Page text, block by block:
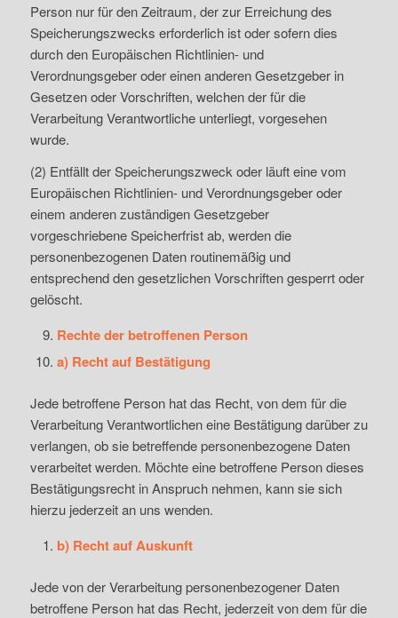
Person nur für den Zeitraum, der zur Erreichung des
Speicherungszwecks erforderlich ist oder sofern dies
durch den Europäischen Richtlinien- und
Verordnungsgeber oder einen anderen Gesetzgeber in
Gesetzen oder Vorschriften, welchen der für die
Verarbeitung Verantwortliche unterliegt, vorgesehen
wurde.
(2) Entfällt der Speicherungszweck oder läuft eine vom
Europäischen Richtlinien- und Verordnungsgeber oder
einem anderen zuständigen Gesetzgeber
vorgeschriebene Speicherfrist ab, werden die
personenbezogenen Daten routinemäßig und
entsprechend den gesetzlichen Vorschriften gesperrt oder
gelöscht.
Rechte der betroffenen Person
a) Recht auf Bestätigung
Jede betroffene Person hat das Recht, von dem für die
Verarbeitung Verantwortlichen eine Bestätigung darüber zu
verlangen, ob sie betreffende personenbezogene Daten
verarbeitet werden. Möchte eine betroffene Person dieses
Bestätigungsrecht in Anspruch nehmen, kann sie sich
hierzu jederzeit an uns wenden.
b) Recht auf Auskunft
Jede von der Verarbeitung personenbezogener Daten
betroffene Person hat das Recht, jederzeit von dem für die